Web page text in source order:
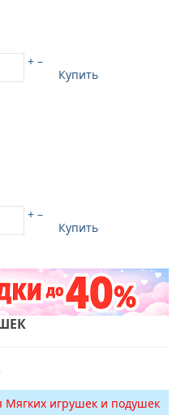
+ –
Купить
+ –
Купить
игрушек и подушек